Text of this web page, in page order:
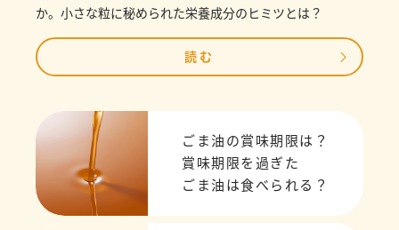
か。小さな粒に秘められた栄養成分のヒミツとは？
読む
ごま油の賞味期限は？
賞味期限を過ぎた
ごま油は食べられる？